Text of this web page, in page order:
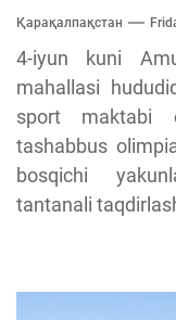
Қарақалпақстан
4-iyun kuni
mahallasi
sport maktabi
tashabbus
bosqichi
tantanali